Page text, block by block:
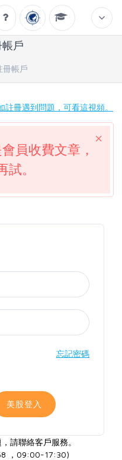
戶
冊帳戶
註冊遇到問題，可看這視頻。
員收費文章，
試。
忘記密碼
美股登入
請聯絡客戶服務。
，09:00-17:30)